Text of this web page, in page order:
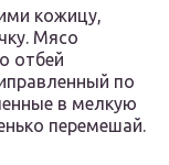
кожицу,
Мясо
отбей
по
в мелкую
перемешай.